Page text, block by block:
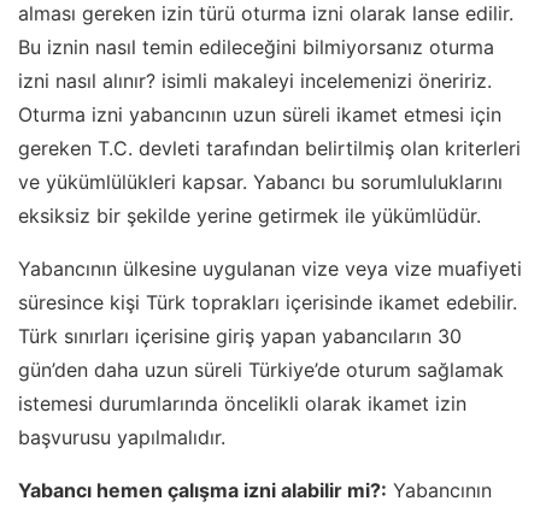
alması gereken izin türü oturma izni olarak lanse edilir.
Bu iznin nasıl temin edileceğini bilmiyorsanız oturma
izni nasıl alınır? isimli makaleyi incelemenizi öneririz.
Oturma izni yabancının uzun süreli ikamet etmesi için
gereken T.C. devleti tarafından belirtilmiş olan kriterleri
ve yükümlülükleri kapsar. Yabancı bu sorumluluklarını
eksiksiz bir şekilde yerine getirmek ile yükümlüdür.
Yabancının ülkesine uygulanan vize veya vize muafiyeti
süresince kişi Türk toprakları içerisinde ikamet edebilir.
Türk sınırları içerisine giriş yapan yabancıların 30
gün’den daha uzun süreli Türkiye’de oturum sağlamak
istemesi durumlarında öncelikli olarak ikamet izin
başvurusu yapılmalıdır.
Yabancı hemen çalışma izni alabilir mi?: Yabancının